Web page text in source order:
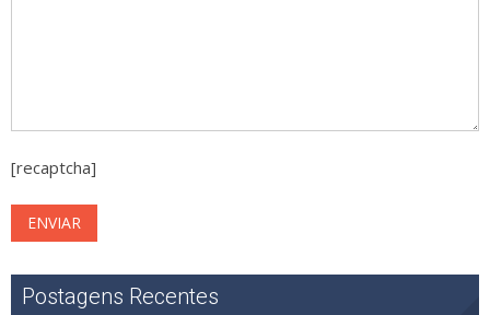
[recaptcha]
Postagens Recentes